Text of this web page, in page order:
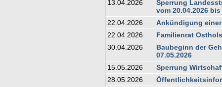
13.04.2026
Sperrung
vom 20.04.2026 bis
22.04.2026
Ankündigung einer
22.04.2026
Familienrat
30.04.2026
Baubeginn der
07.05.2026
15.05.2026
Sperrung
28.05.2026